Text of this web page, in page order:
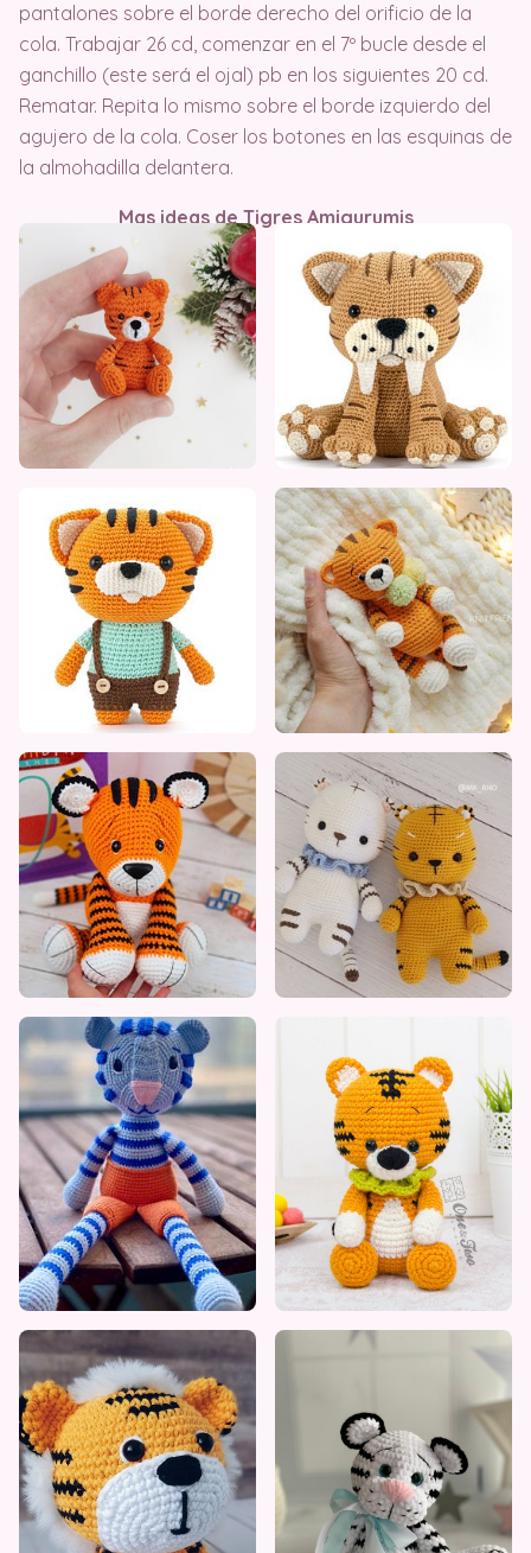
pantalones sobre el borde derecho del orificio de la
cola. Trabajar 26 cd, comenzar en el 7º bucle desde el
ganchillo (este será el ojal) pb en los siguientes 20 cd.
Rematar. Repita lo mismo sobre el borde izquierdo del
agujero de la cola. Coser los botones en las esquinas de
la almohadilla delantera.
Mas ideas de Tigres Amigurumis